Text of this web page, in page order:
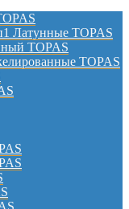
Латунные TOPAS
TOPAS
TOPAS